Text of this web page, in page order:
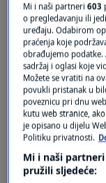
Mi i naši partneri603
o pregledavanju ili
uređaju. Odabirom
praćenja koje
obrađujemo podatke.
sadržaj i oglasi koje
Možete se vratiti na
povukli pristanak u
poveznicu pri dnu
kutu web stranice,
je opisano u dijelu
Politiku privatnosti.
Mi i naši
pružili sljedeće: